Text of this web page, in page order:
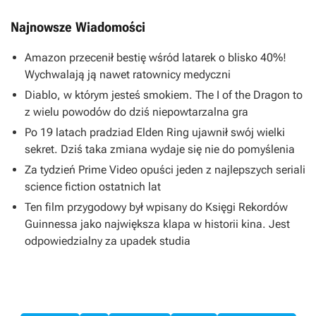
Najnowsze Wiadomości
Amazon przecenił bestię wśród latarek o blisko 40%!
Wychwalają ją nawet ratownicy medyczni
Diablo, w którym jesteś smokiem. The I of the Dragon to
z wielu powodów do dziś niepowtarzalna gra
Po 19 latach pradziad Elden Ring ujawnił swój wielki
sekret. Dziś taka zmiana wydaje się nie do pomyślenia
Za tydzień Prime Video opuści jeden z najlepszych seriali
science fiction ostatnich lat
Ten film przygodowy był wpisany do Księgi Rekordów
Guinnessa jako największa klapa w historii kina. Jest
odpowiedzialny za upadek studia